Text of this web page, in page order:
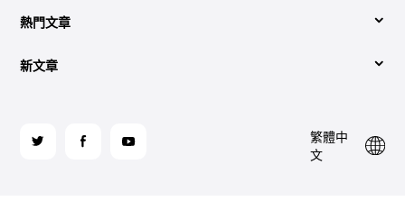
熱門文章
簡單的轉換方法 Spotify 至 MP3 （2026 更新）
這是如何在 iTunes 上燒錄 CD 的過程
新文章
音頻刻錄到 CD：您應該知道的
技術支援中心
操作方法
網站地圖
聯絡我們
條款
退貨與退款
注
繁體中
文